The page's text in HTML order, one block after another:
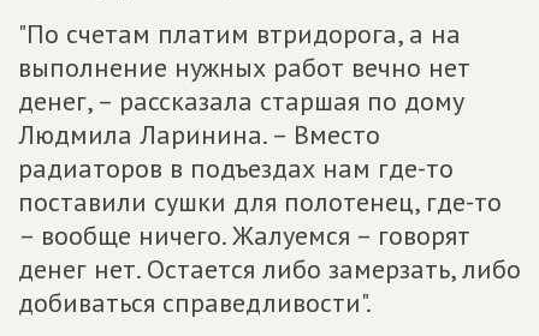
"По счетам платим втридорога, а на
выполнение нужных работ вечно нет
денег, – рассказала старшая по дому
Людмила Ларинина. – Вместо
радиаторов в подъездах нам где-то
поставили сушки для полотенец, где-то
– вообще ничего. Жалуемся – говорят
денег нет. Остается либо замерзать, либо
добиваться справедливости".